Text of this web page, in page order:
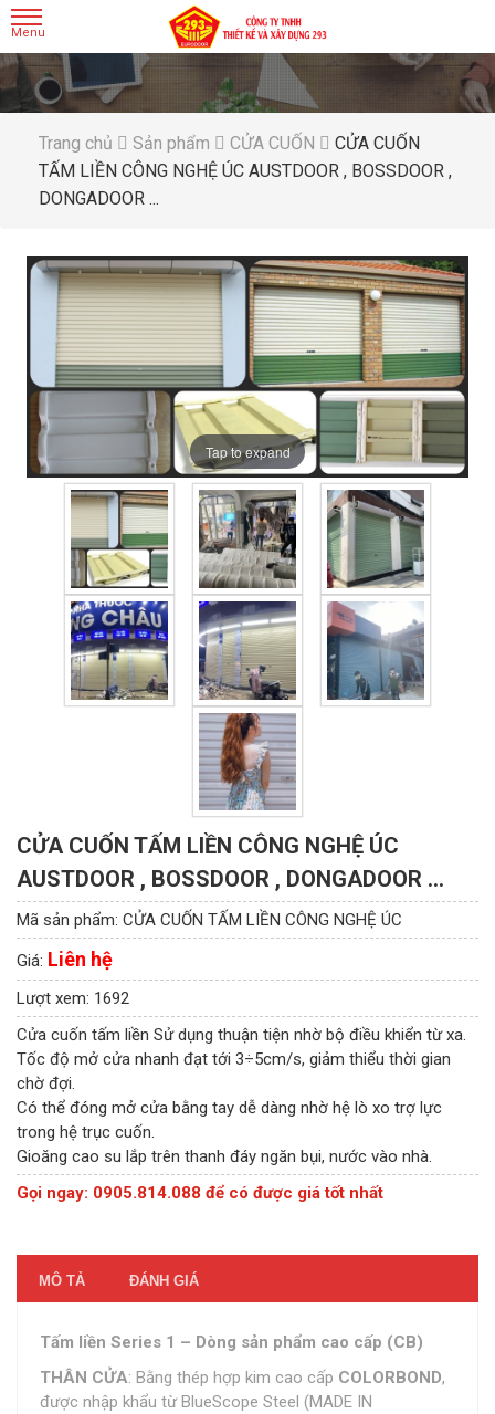
Trang chủ Sản phẩm CỬA CUỐN
CỬA CUỐN
TẤM LIỀN CÔNG NGHỆ ÚC AUSTDOOR , BOSSDOOR ,
DONGADOOR ...
Tap to expand
CỬA CUỐN TẤM LIỀN CÔNG NGHỆ ÚC
AUSTDOOR , BOSSDOOR , DONGADOOR ...
Mã sản phẩm: CỬA CUỐN TẤM LIỀN CÔNG NGHỆ ÚC
Giá: Liên hệ
Lượt xem: 1692
Cửa cuốn tấm liền Sử dụng thuận tiện nhờ bộ điều khiển từ xa.
Tốc độ mở cửa nhanh đạt tới 3÷5cm/s, giảm thiểu thời gian
chờ đợi.
Có thể đóng mở cửa bằng tay dễ dàng nhờ hệ lò xo trợ lực
trong hệ trục cuốn.
Gioăng cao su lắp trên thanh đáy ngăn bụi, nước vào nhà.
Gọi ngay: 0905.814.088 để có được giá tốt nhất
MÔ TẢ ĐÁNH GIÁ
Tấm liền Series 1 – Dòng sản phẩm cao cấp (CB)
THÂN CỬA: Bằng thép hợp kim cao cấp COLORBOND,
được nhập khẩu từ BlueScope Steel (MADE IN